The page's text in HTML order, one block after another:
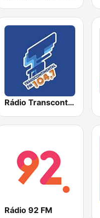
Rádio Transcontinental FM
Rádio 92 FM